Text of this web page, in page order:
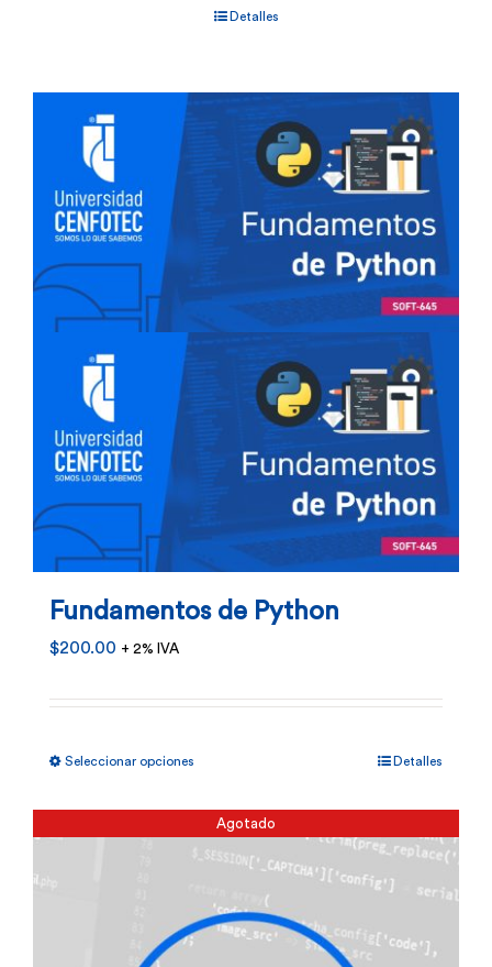
Detalles
Fundamentos de Python
$200.00 + 2% IVA
Seleccionar opciones
tiene
Las
Detalles
Agotado